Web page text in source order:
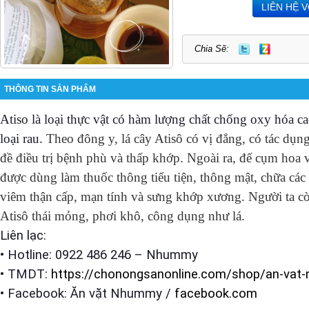
LIÊN HỆ
Chia Sẽ:
THÔNG TIN SẢN PHẨM
Atiso là loại thực vật có hàm lượng chất chống oxy hóa
loại rau. Theo đông y, lá cây Atisô có vị đắng, có tác
đề điều trị bệnh phù và thấp khớp. Ngoài ra, đế cụm hoa
được dùng làm thuốc thông tiểu tiện, thông mật, chữa
viêm thận cấp, mạn tính và sưng khớp xương. Người ta
Atisô thái mỏng, phơi khô, công dụng như lá.
Liên lạc:
• Hotline: 0922 486 246 – Nhummy
• TMDT: https://chonongsanonline.com/shop/an-vat-
• Facebook: Ăn vặt Nhummy / facebook.com